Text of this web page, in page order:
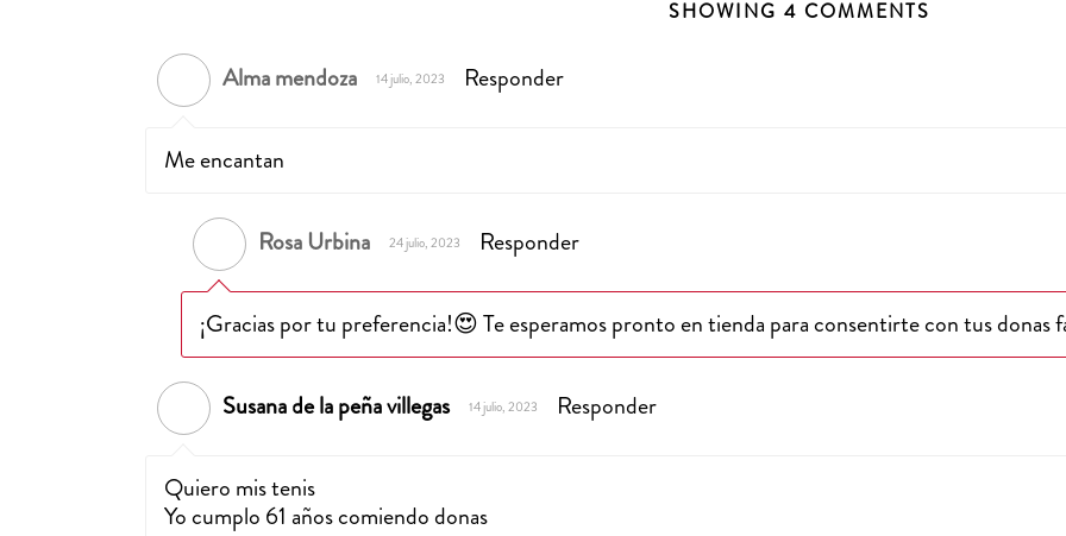
SHOWING 4 COMMENTS
Alma mendoza 14 julio, 2023 Responder
Me encantan
Rosa Urbina 24 julio, 2023 Responder
¡Gracias por tu preferencia!😍 Te esperamos pronto en tienda para consentirte con tus donas
Susana de la peña villegas 14 julio, 2023 Responder
Quiero mis tenis
Yo cumplo 61 años comiendo donas